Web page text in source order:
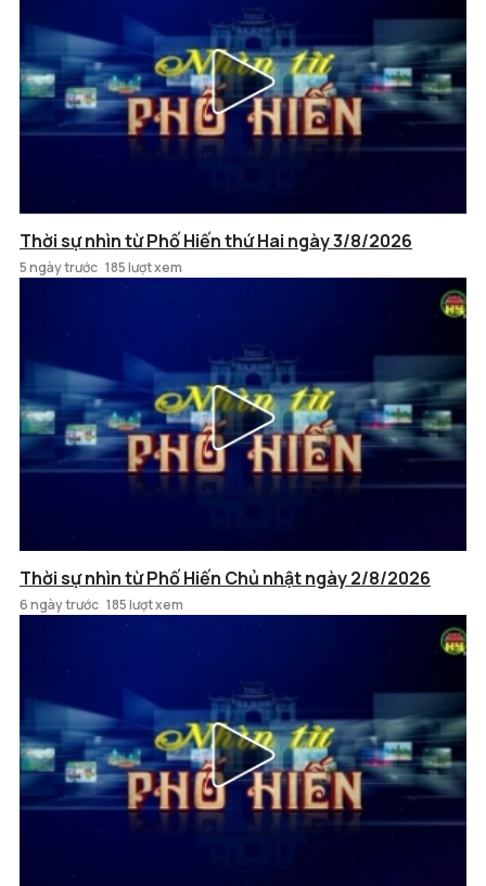
Thời sự nhìn từ Phố Hiến thứ Hai ngày 3/8/2026
5 ngày trước 185 lượt xem
Thời sự nhìn từ Phố Hiến Chủ nhật ngày 2/8/2026
6 ngày trước 185 lượt xem